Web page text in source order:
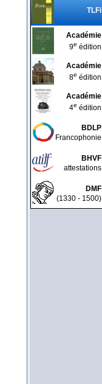
TLFi
Académie
9e édition
Académie
8e édition
Académie
4e édition
BDLP
Francophonie
BHVF
attestations
DMF
(1330 - 1500)